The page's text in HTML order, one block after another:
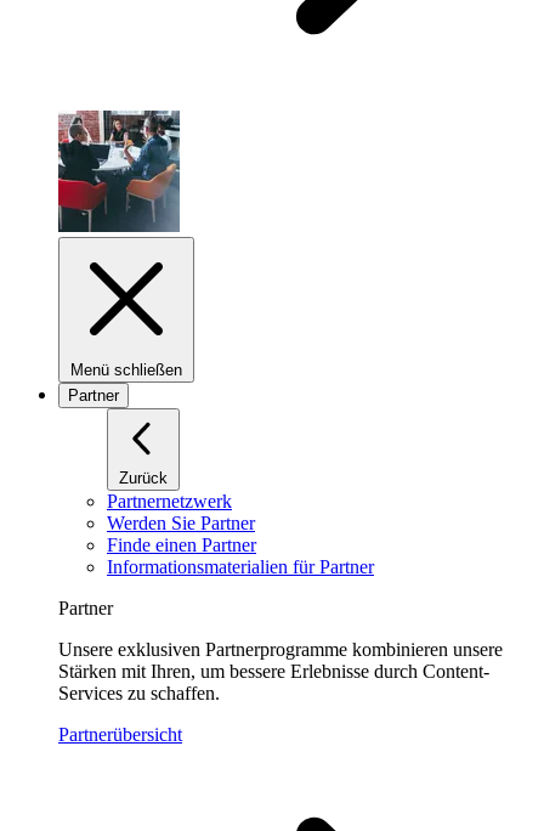
Menü schließen
Partner
Zurück
Partnernetzwerk
Werden Sie Partner
Finde einen Partner
Informationsmaterialien für Partner
Partner
Unsere exklusiven Partnerprogramme kombinieren unsere
Stärken mit Ihren, um bessere Erlebnisse durch Content-
Services zu schaffen.
Partnerübersicht